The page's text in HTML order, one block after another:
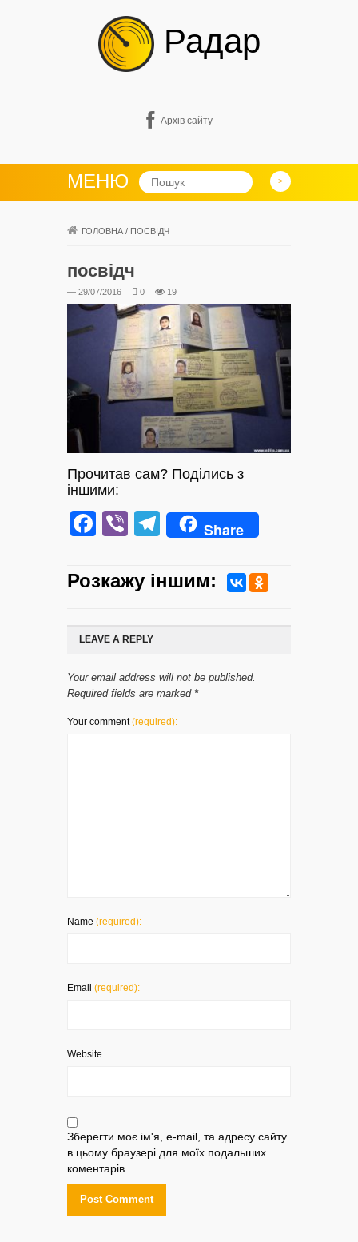
Радар
Архів сайту
МЕНЮ
ГОЛОВНА / ПОСВІДЧ
посвідч
— 29/07/2016 0 19
Прочитав сам? Поділись з
іншими:
Facebook
ViberTelegram
Share
Розкажу iншим:
LEAVE A REPLY
Your email address will not be published.
Required fields are marked *
Your comment(required):
Name (required):
Email (required):
Website
Зберегти моє ім'я, e-mail, та адресу сайту
в цьому браузері для моїх подальших
коментарів.